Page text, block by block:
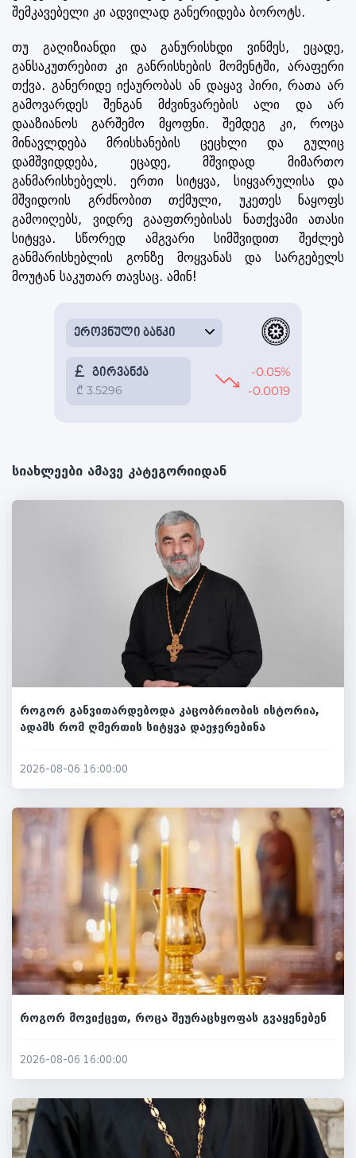
შემკავებელი კი ადვილად განერიდება ბოროტს.
თუ გაღიზიანდი და განურისხდი ვინმეს, ეცადე,
განსაკუთრებით კი განრისხების მომენტში, არაფერი
თქვა. განერიდე იქაურობას ან დაყავ პირი, რათა არ
გამოვარდეს შენგან მძვინვარების ალი და არ
დააზიანოს გარშემო მყოფნი. შემდეგ კი, როცა
მინავლდება მრისხანების ცეცხლი და გულიც
დამშვიდდება, ეცადე, მშვიდად მიმართო
განმარისხებელს. ერთი სიტყვა, სიყვარულისა და
მშვიდოის გრძნობით თქმული, უკეთეს ნაყოფს
გამოიღებს, ვიდრე გააფთრებისას ნათქვამი ათასი
სიტყვა. სწორედ ამგვარი სიმშვიდით შეძლებ
განმარისხებლის გონზე მოყვანას და სარგებელს
მოუტან საკუთარ თავსაც. ამინ!
სიახლეები ამავე კატეგორიიდან
როგორ განვითარდებოდა კაცობრიობის ისტორია,
ადამს რომ ღმერთის სიტყვა დაეჯერებინა
2026-08-06 16:00:00
როგორ მოვიქცეთ, როცა შეურაცხყოფას გვაყენებენ
2026-08-06 16:00:00